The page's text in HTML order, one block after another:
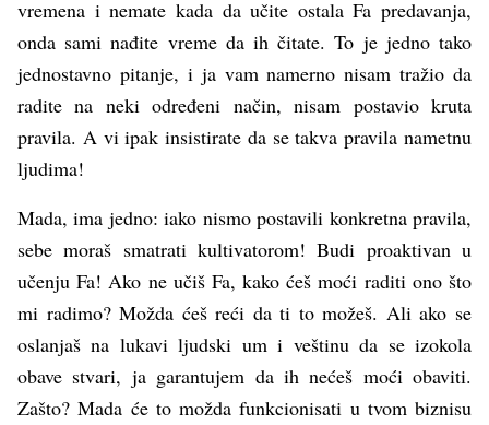
vremena i nemate kada da učite ostala Fa predavanja,
onda sami nađite vreme da ih čitate. To je jedno tako
jednostavno pitanje, i ja vam namerno nisam tražio da
radite na neki određeni način, nisam postavio kruta
pravila. A vi ipak insistirate da se takva pravila nametnu
ljudima!
Mada, ima jedno: iako nismo postavili konkretna pravila,
sebe moraš smatrati kultivatorom! Budi proaktivan u
učenju Fa! Ako ne učiš Fa, kako ćeš moći raditi ono što
mi radimo? Možda ćeš reći da ti to možeš. Ali ako se
oslanjaš na lukavi ljudski um i veštinu da se izokola
obave stvari, ja garantujem da ih nećeš moći obaviti.
Zašto? Mada će to možda funkcionisati u tvom biznisu